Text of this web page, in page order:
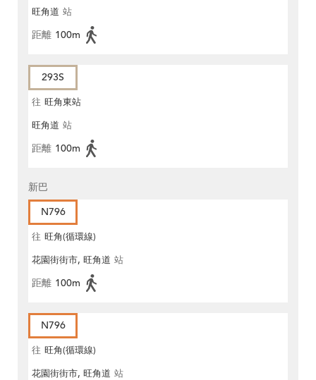
旺角道 站
距離 100m
293S
往 旺角東站
旺角道 站
距離 100m
新巴
N796
往 旺角(循環線)
花園街街市, 旺角道 站
距離 100m
N796
往 旺角(循環線)
花園街街市, 旺角道 站